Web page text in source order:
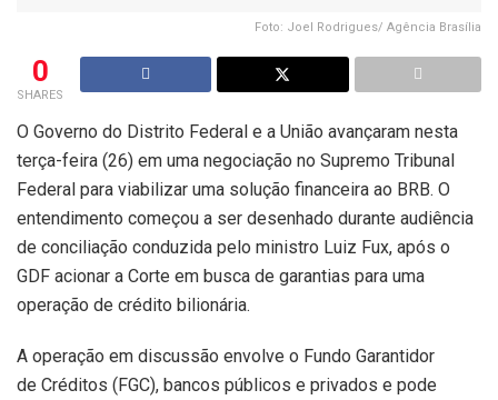
Foto: Joel Rodrigues/ Agência Brasília
0
SHARES
O Governo do Distrito Federal e a União avançaram nesta
terça-feira (26) em uma negociação no Supremo Tribunal
Federal para viabilizar uma solução financeira ao BRB. O
entendimento começou a ser desenhado durante audiência
de conciliação conduzida pelo ministro Luiz Fux, após o
GDF acionar a Corte em busca de garantias para uma
operação de crédito bilionária.
A operação em discussão envolve o Fundo Garantidor
de Créditos (FGC), bancos públicos e privados e pode